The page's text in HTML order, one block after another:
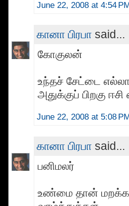
June 22, 2008 at 4:54 PM
கானா பிரபா said...
கோகுலன்
உந்தச் சேட்டை
அதுக்குப் பிறகு
June 22, 2008 at 5:08 PM
கானா பிரபா said...
பனிமலர்
உண்மை தான் மறக்க